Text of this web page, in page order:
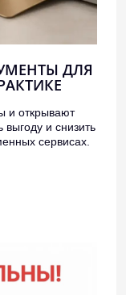
ДЛЯ
и открывают
и снизить
сервисах.